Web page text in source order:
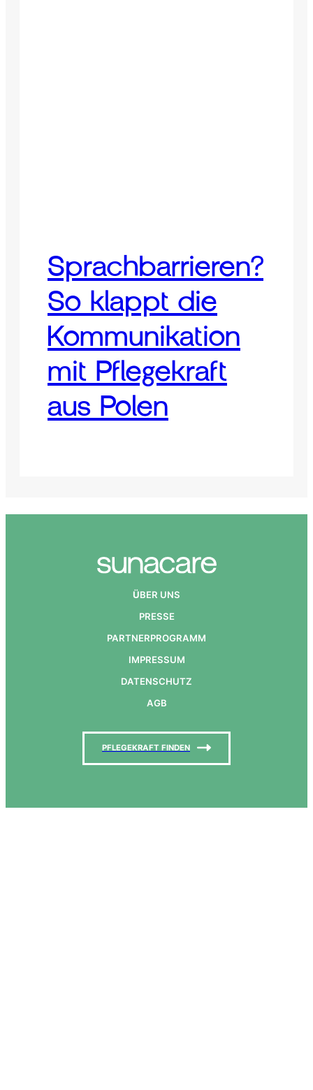
Sprachbarrieren?
So klappt die
Kommunikation
mit Pflegekraft
aus Polen
ÜBER UNS
PRESSE
PARTNERPROGRAMM
IMPRESSUM
DATENSCHUTZ
AGB
PFLEGEKRAFT FINDEN